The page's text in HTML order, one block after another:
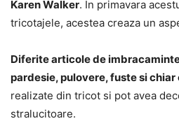
Karen Walker. In primavara
tricotajele, acestea creaza un
Diferite articole de
pardesie, pulovere, fuste si
realizate din tricot si pot avea
stralucitoare.